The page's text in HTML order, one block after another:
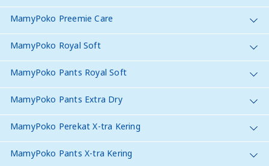
MamyPoko Preemie Care
MamyPoko Royal Soft
MamyPoko Pants Royal Soft
MamyPoko Pants Extra Dry
MamyPoko Perekat X-tra Kering
MamyPoko Pants X-tra Kering